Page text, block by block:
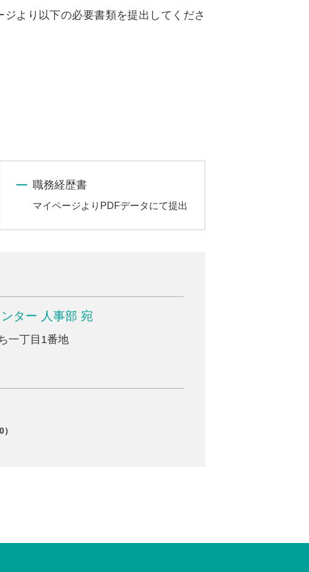
より以下の必要書類を提出してくださ
職務経歴書
マイページよりPDFデータにて提出
ター 人事部 宛
一丁目1番地